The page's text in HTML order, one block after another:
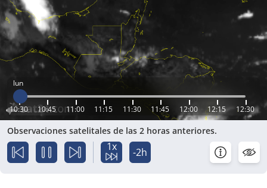
lun
10:30 10:45 11:00 11:15 11:30 11:45 12:00 12:15 12:30
Observaciones satelitales de las 2 horas anteriores.
1x -2h